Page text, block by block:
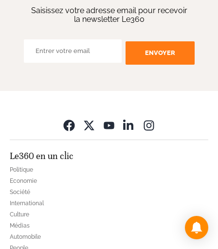
Saisissez votre adresse email pour recevoir
la newsletter Le360
ENVOYER
Le360 en un clic
Politique
Economie
Société
International
Culture
Médias
Automobile